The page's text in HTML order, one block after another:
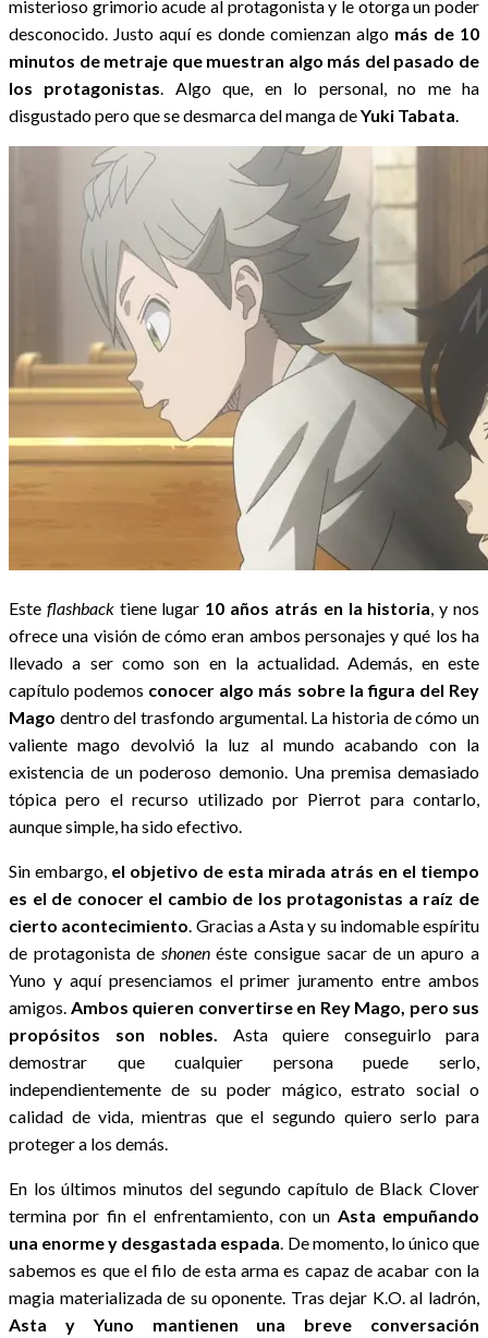
misterioso grimorio acude al protagonista y le otorga un poder
desconocido. Justo aquí es donde comienzan algo más de 10
minutos de metraje que muestran algo más del pasado de
los protagonistas. Algo que, en lo personal, no me ha
disgustado pero que se desmarca del manga deYuki Tabata.
Este flashbacktiene lugar 10 años atrás en la historia, y nos
ofrece una visión de cómo eran ambos personajes y qué los ha
llevado a ser como son en la actualidad. Además, en este
capítulo podemos conocer algo más sobre la figura del Rey
Mago dentro del trasfondo argumental. La historia de cómo un
valiente mago devolvió la luz al mundo acabando con la
existencia de un poderoso demonio. Una premisa demasiado
tópica pero el recurso utilizado por Pierrot para contarlo,
aunque simple, ha sido efectivo.
Sin embargo, el objetivo de esta mirada atrás en el tiempo
es el de conocer el cambio de los protagonistas a raíz de
cierto acontecimiento. Gracias a Asta y su indomable espíritu
de protagonista de shonenéste consigue sacar de un apuro a
Yuno y aquí presenciamos el primer juramento entre ambos
amigos. Ambos quieren convertirse en Rey Mago, pero sus
propósitos son nobles. Asta quiere conseguirlo para
demostrar que cualquier persona puede serlo,
independientemente de su poder mágico, estrato social o
calidad de vida, mientras que el segundo quiero serlo para
proteger a los demás.
En los últimos minutos del segundo capítulo de Black Clover
termina por fin el enfrentamiento, con un Asta empuñando
una enorme y desgastada espada. De momento, lo único que
sabemos es que el filo de esta arma es capaz de acabar con la
magia materializada de su oponente. Tras dejar K.O. al ladrón,
Asta y Yuno mantienen una breve conversación